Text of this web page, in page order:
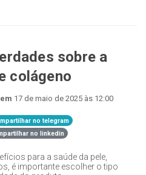
sobre a
colágeno
17 de maio de 2025 às 12:00
no telegram
no linkedin
para a saúde da pele,
é importante escolher o tipo